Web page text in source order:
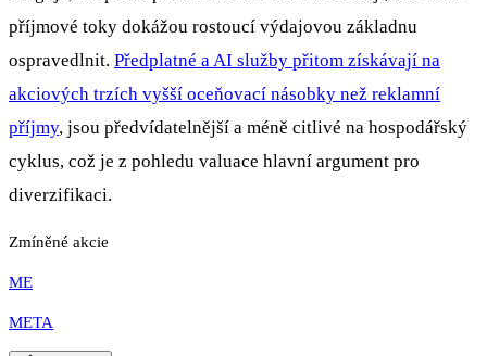
příjmové toky dokážou rostoucí výdajovou základnu
ospravedlnit. Předplatné a AI služby přitom získávají na
akciových trzích vyšší oceňovací násobky než reklamní
příjmy, jsou předvídatelnější a méně citlivé na hospodářský
cyklus, což je z pohledu valuace hlavní argument pro
diverzifikaci.
Zmíněné akcie
ME
META